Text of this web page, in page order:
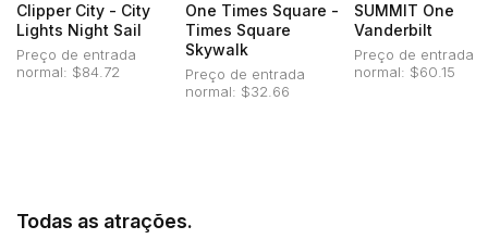
Clipper City - City
Lights Night Sail
Preço de entrada
normal: $84.72
One Times Square -
Times Square
Skywalk
Preço de entrada
normal: $32.66
SUMMIT One
Vanderbilt
Preço de entrada
normal: $60.15
Todas as atrações.